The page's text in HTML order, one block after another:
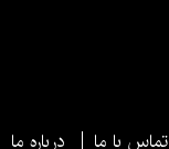
تماس با ما درباره ما